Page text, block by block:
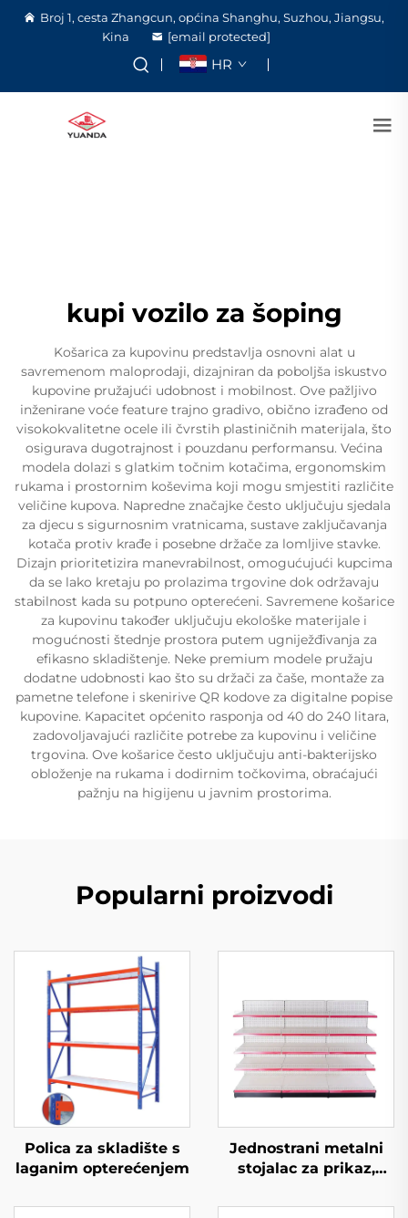
Broj 1, cesta Zhangcun, općina Shanghu, Suzhou, Jiangsu,
Kina
[email protected]
HR
kupi vozilo za šoping
Košarica za kupovinu predstavlja osnovni alat u
savremenom maloprodaji, dizajniran da poboljša iskustvo
kupovine pružajući udobnost i mobilnost. Ove pažljivo
inženirane voće feature trajno gradivo, obično izrađeno od
visokokvalitetne ocele ili čvrstih plastiničnih materijala, što
osigurava dugotrajnost i pouzdanu performansu. Većina
modela dolazi s glatkim točnim kotačima, ergonomskim
rukama i prostornim koševima koji mogu smjestiti različite
veličine kupova. Napredne značajke često uključuju sjedala
za djecu s sigurnosnim vratnicama, sustave zaključavanja
kotača protiv krađe i posebne držače za lomljive stavke.
Dizajn prioritetizira manevrabilnost, omogućujući kupcima
da se lako kretaju po prolazima trgovine dok održavaju
stabilnost kada su potpuno opterećeni. Savremene košarice
za kupovinu također uključuju ekološke materijale i
mogućnosti štednje prostora putem ugniježđivanja za
efikasno skladištenje. Neke premium modele pružaju
dodatne udobnosti kao što su držači za čaše, montaže za
pametne telefone i skenirive QR kodove za digitalne popise
kupovine. Kapacitet općenito rasponja od 40 do 240 litara,
zadovoljavajući različite potrebe za kupovinu i veličine
trgovina. Ove košarice često uključuju anti-bakterijsko
obloženje na rukama i dodirnim točkovima, obraćajući
pažnju na higijenu u javnim prostorima.
Popularni proizvodi
Polica za skladište s
laganim opterećenjem
Jednostrani metalni
stojalac za prikaz,
trgovini s jastrogom